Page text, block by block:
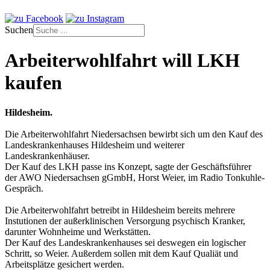
Suchen
Arbeiterwohlfahrt will LKH
kaufen
Hildesheim.
Die Arbeiterwohlfahrt Niedersachsen bewirbt sich um den Kauf des
Landeskrankenhauses Hildesheim und weiterer
Landeskrankenhäuser.
Der Kauf des LKH passe ins Konzept, sagte der Geschäftsführer
der AWO Niedersachsen gGmbH, Horst Weier, im Radio Tonkuhle-
Gespräch.
Die Arbeiterwohlfahrt betreibt in Hildesheim bereits mehrere
Instutionen der außerklinischen Versorgung psychisch Kranker,
darunter Wohnheime und Werkstätten.
Der Kauf des Landeskrankenhauses sei deswegen ein logischer
Schritt, so Weier. Außerdem sollen mit dem Kauf Qualiät und
Arbeitsplätze gesichert werden.